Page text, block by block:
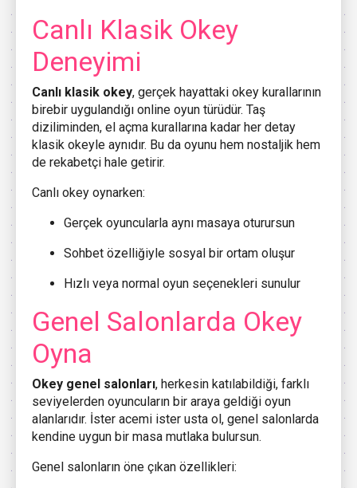
Canlı Klasik Okey
Deneyimi
Canlı klasik okey, gerçek hayattaki okey kurallarının
birebir uygulandığı online oyun türüdür. Taş
diziliminden, el açma kurallarına kadar her detay
klasik okeyle aynıdır. Bu da oyunu hem nostaljik hem
de rekabetçi hale getirir.
Canlı okey oynarken:
Gerçek oyuncularla aynı masaya oturursun
Sohbet özelliğiyle sosyal bir ortam oluşur
Hızlı veya normal oyun seçenekleri sunulur
Genel Salonlarda Okey
Oyna
Okey genel salonları, herkesin katılabildiği, farklı
seviyelerden oyuncuların bir araya geldiği oyun
alanlarıdır. İster acemi ister usta ol, genel salonlarda
kendine uygun bir masa mutlaka bulursun.
Genel salonların öne çıkan özellikleri: